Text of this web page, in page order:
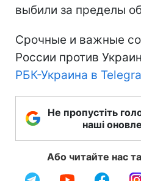
выбили за пределы
Срочные и важные
России против
РБК-Украина в
Не пропустіть
наші
Або читайте нас